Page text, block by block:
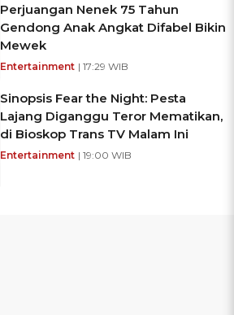
Perjuangan Nenek 75 Tahun
Gendong Anak Angkat Difabel Bikin
Mewek
Entertainment | 17:29 WIB
Sinopsis Fear the Night: Pesta
Lajang Diganggu Teror Mematikan,
di Bioskop Trans TV Malam Ini
Entertainment | 19:00 WIB